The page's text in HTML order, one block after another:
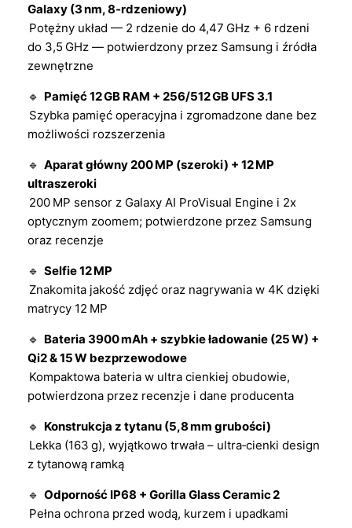
Galaxy (3 nm, 8‑rdzeniowy)
Potężny układ — 2 rdzenie do 4,47 GHz + 6 rdzeni
do 3,5 GHz — potwierdzony przez Samsung i źródła
zewnętrzne
🔹 Pamięć 12 GB RAM + 256/512 GB UFS 3.1
Szybka pamięć operacyjna i zgromadzone dane bez
możliwości rozszerzenia
🔹 Aparat główny 200 MP (szeroki) + 12 MP
ultraszeroki
200 MP sensor z Galaxy AI ProVisual Engine i 2x
optycznym zoomem; potwierdzone przez Samsung
oraz recenzje
🔹 Selfie 12 MP
Znakomita jakość zdjęć oraz nagrywania w 4K dzięki
matrycy 12 MP
🔹 Bateria 3900 mAh + szybkie ładowanie (25 W) +
Qi2 & 15 W bezprzewodowe
Kompaktowa bateria w ultra cienkiej obudowie,
potwierdzona przez recenzje i dane producenta
🔹 Konstrukcja z tytanu (5,8 mm grubości)
Lekka (163 g), wyjątkowo trwała – ultra‑cienki design
z tytanową ramką
🔹 Odporność IP68 + Gorilla Glass Ceramic 2
Pełna ochrona przed wodą, kurzem i upadkami